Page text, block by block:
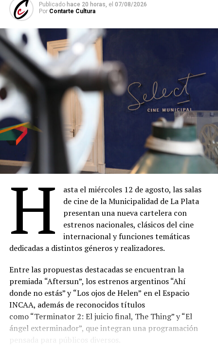
Publicado hace 20 horas, el 07/08/2026
Por Contarte Cultura
H
asta el miércoles 12 de agosto, las salas
de cine de la Municipalidad de La Plata
presentan una nueva cartelera con
estrenos nacionales, clásicos del cine
internacional y funciones temáticas
dedicadas a distintos géneros y realizadores.
Entre las propuestas destacadas se encuentran la
premiada “Aftersun”, los estrenos argentinos “Ahí
donde no estás” y “Los ojos de Helen” en el Espacio
INCAA, además de reconocidos títulos
como “Terminator 2: El juicio final, The Thing” y “El
ángel exterminador”, que integran una programación
pensada para públicos diversos.